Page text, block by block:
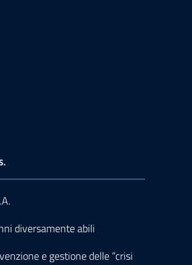
diversamente abili
e gestione delle “crisi